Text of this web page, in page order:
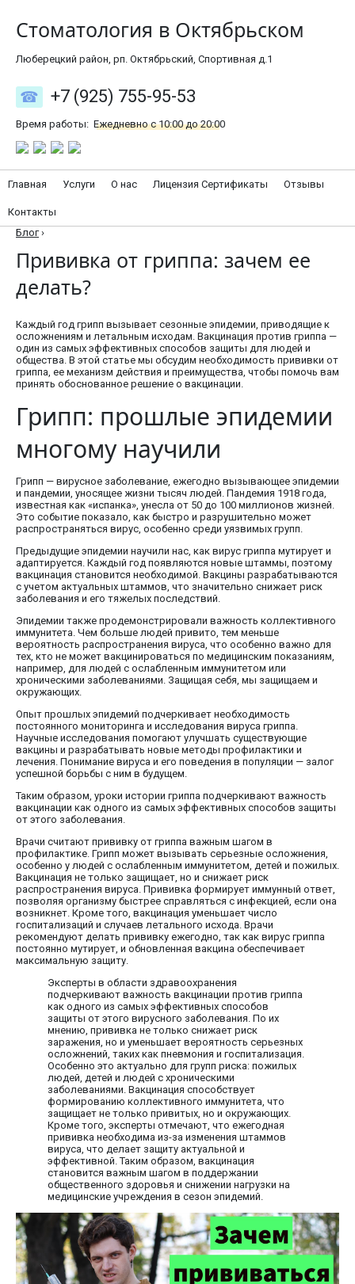
Стоматология в Октябрьском
Люберецкий район, рп. Октябрьский, Спортивная д.1
+7 (925) 755-95-53
Время работы: Ежедневно с 10:00 до 20:00
Главная Услуги О нас Лицензия Сертификаты Отзывы
Контакты
Блог ›
Прививка от гриппа: зачем ее
делать?
Каждый год грипп вызывает сезонные эпидемии, приводящие к
осложнениям и летальным исходам. Вакцинация против гриппа —
один из самых эффективных способов защиты для людей и
общества. В этой статье мы обсудим необходимость прививки от
гриппа, ее механизм действия и преимущества, чтобы помочь вам
принять обоснованное решение о вакцинации.
Грипп: прошлые эпидемии
многому научили
Грипп — вирусное заболевание, ежегодно вызывающее эпидемии
и пандемии, уносящее жизни тысяч людей. Пандемия 1918 года,
известная как «испанка», унесла от 50 до 100 миллионов жизней.
Это событие показало, как быстро и разрушительно может
распространяться вирус, особенно среди уязвимых групп.
Предыдущие эпидемии научили нас, как вирус гриппа мутирует и
адаптируется. Каждый год появляются новые штаммы, поэтому
вакцинация становится необходимой. Вакцины разрабатываются
с учетом актуальных штаммов, что значительно снижает риск
заболевания и его тяжелых последствий.
Эпидемии также продемонстрировали важность коллективного
иммунитета. Чем больше людей привито, тем меньше
вероятность распространения вируса, что особенно важно для
тех, кто не может вакцинироваться по медицинским показаниям,
например, для людей с ослабленным иммунитетом или
хроническими заболеваниями. Защищая себя, мы защищаем и
окружающих.
Опыт прошлых эпидемий подчеркивает необходимость
постоянного мониторинга и исследования вируса гриппа.
Научные исследования помогают улучшать существующие
вакцины и разрабатывать новые методы профилактики и
лечения. Понимание вируса и его поведения в популяции — залог
успешной борьбы с ним в будущем.
Таким образом, уроки истории гриппа подчеркивают важность
вакцинации как одного из самых эффективных способов защиты
от этого заболевания.
Врачи считают прививку от гриппа важным шагом в
профилактике. Грипп может вызывать серьезные осложнения,
особенно у людей с ослабленным иммунитетом, детей и пожилых.
Вакцинация не только защищает, но и снижает риск
распространения вируса. Прививка формирует иммунный ответ,
позволяя организму быстрее справляться с инфекцией, если она
возникнет. Кроме того, вакцинация уменьшает число
госпитализаций и случаев летального исхода. Врачи
рекомендуют делать прививку ежегодно, так как вирус гриппа
постоянно мутирует, и обновленная вакцина обеспечивает
максимальную защиту.
Эксперты в области здравоохранения
подчеркивают важность вакцинации против гриппа
как одного из самых эффективных способов
защиты от этого вирусного заболевания. По их
мнению, прививка не только снижает риск
заражения, но и уменьшает вероятность серьезных
осложнений, таких как пневмония и госпитализация.
Особенно это актуально для групп риска: пожилых
людей, детей и людей с хроническими
заболеваниями. Вакцинация способствует
формированию коллективного иммунитета, что
защищает не только привитых, но и окружающих.
Кроме того, эксперты отмечают, что ежегодная
прививка необходима из-за изменения штаммов
вируса, что делает защиту актуальной и
эффективной. Таким образом, вакцинация
становится важным шагом в поддержании
общественного здоровья и снижении нагрузки на
медицинские учреждения в сезон эпидемий.